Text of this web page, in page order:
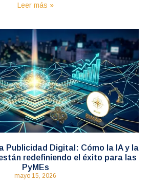
Leer más »
Publicidad Digital: Cómo la IA y la
redefiniendo el éxito para las
PyMEs
mayo 15, 2026